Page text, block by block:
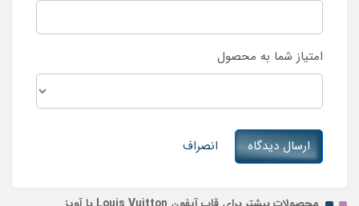
امتیاز شما به محصول
ارسال دیدگاه انصراف